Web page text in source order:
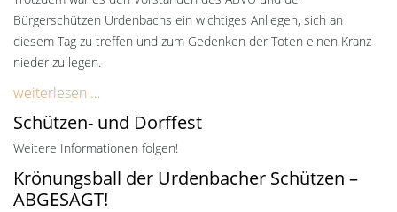
Bürgerschützen Urdenbachs ein wichtiges Anliegen, sich an
diesem Tag zu treffen und zum Gedenken der Toten einen Kranz
nieder zu legen.
weiterlesen …
Schützen- und Dorffest
Weitere Informationen folgen!
Krönungsball der Urdenbacher Schützen –
ABGESAGT!